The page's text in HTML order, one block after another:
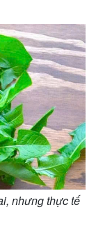
nhưng thực tế